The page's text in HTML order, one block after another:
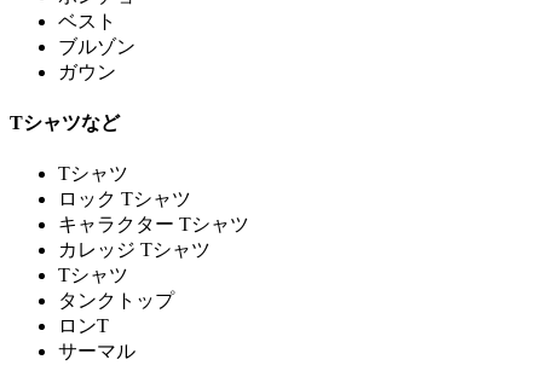
ベスト
ブルゾン
ガウン
Tシャツなど
Tシャツ
ロック Tシャツ
キャラクター Tシャツ
カレッジ Tシャツ
Tシャツ
タンクトップ
ロンT
サーマル